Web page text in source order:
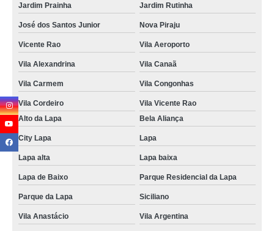
Jardim Prainha Jardim Rutinha
José dos Santos Junior Nova Piraju
Vicente Rao Vila Aeroporto
Vila Alexandrina Vila Canaã
Vila Carmem Vila Congonhas
Vila Cordeiro
Vila Vicente Rao
Alto da Lapa
Bela Aliança
City Lapa Lapa
Lapa alta Lapa baixa
Lapa de Baixo Parque Residencial da Lapa
Parque da Lapa Siciliano
Vila Anastácio Vila Argentina